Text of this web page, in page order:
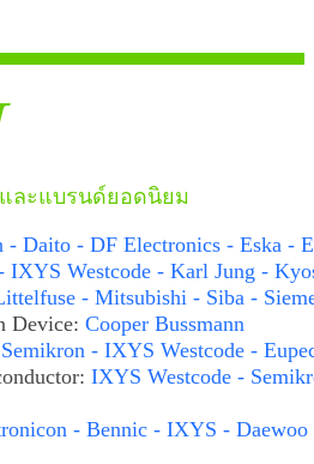
ละแบรนด์ยอดนิยม
- Daito - DF Electronics - Eska -
Westcode - Karl Jung -
- Mitsubishi - Siba -
Device: Cooper Bussmann
Semikron - IXYS Westcode -
IXYS Westcode -
- Bennic - IXYS - Daewoo